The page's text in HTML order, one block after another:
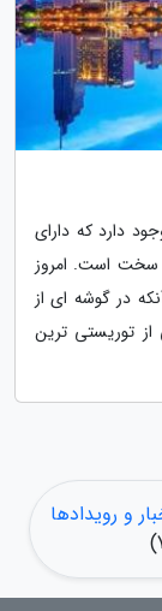
دارد که دارای
سخت است. امروز
در گوشه ای از
توریستی ترین
و رویدادها